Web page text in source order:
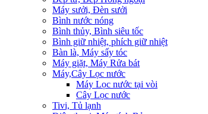
Máy sưởi, Đèn sưởi
Bình nước nóng
Bình thủy, Bình siêu tốc
Bình giữ nhiệt, phích giữ nhiệt
Bàn là, Máy sấy tóc
Máy giặt, Máy Rửa bát
Máy,Cây Lọc nước
Máy Lọc nước tại vòi
Cây Lọc nước
Tivi, Tủ lạnh